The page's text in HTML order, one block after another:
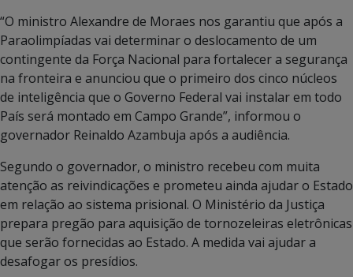
“O ministro Alexandre de Moraes nos garantiu que após a
Paraolimpíadas vai determinar o deslocamento de um
contingente da Força Nacional para fortalecer a segurança
na fronteira e anunciou que o primeiro dos cinco núcleos
de inteligência que o Governo Federal vai instalar em todo
País será montado em Campo Grande”, informou o
governador Reinaldo Azambuja após a audiência.
Segundo o governador, o ministro recebeu com muita
atenção as reivindicações e prometeu ainda ajudar o Estado
em relação ao sistema prisional. O Ministério da Justiça
prepara pregão para aquisição de tornozeleiras eletrônicas
que serão fornecidas ao Estado. A medida vai ajudar a
desafogar os presídios.